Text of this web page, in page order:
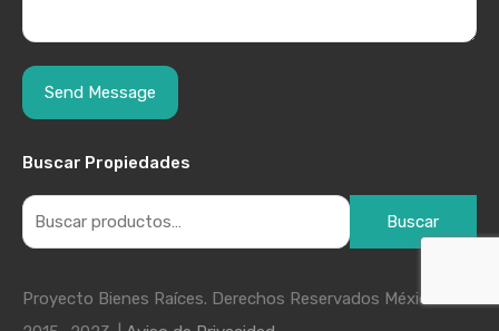
Buscar Propiedades
Buscar
Proyecto Bienes Raíces. Derechos Reservados México